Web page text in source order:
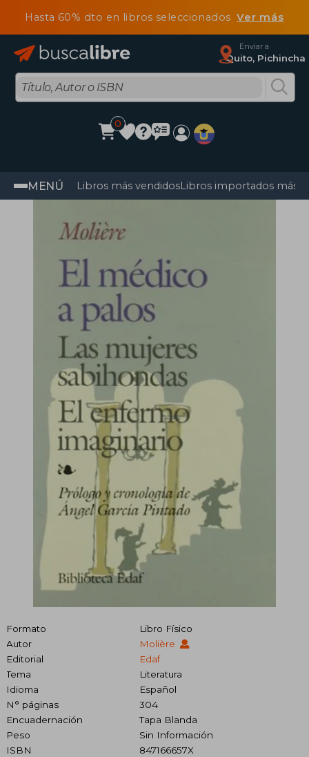
Hasta 60% dto en libros seleccionadosVer más
Enviar a
Quito, Pichincha
0
MENÚ Libros más vendidosLibros importados más
Formato
Libro Físico
Autor
Molière
Editorial
Edaf
Tema
Literatura
Idioma
Español
N° páginas
304
Encuadernación
Tapa Blanda
Peso
Sin Información
ISBN
847166657X